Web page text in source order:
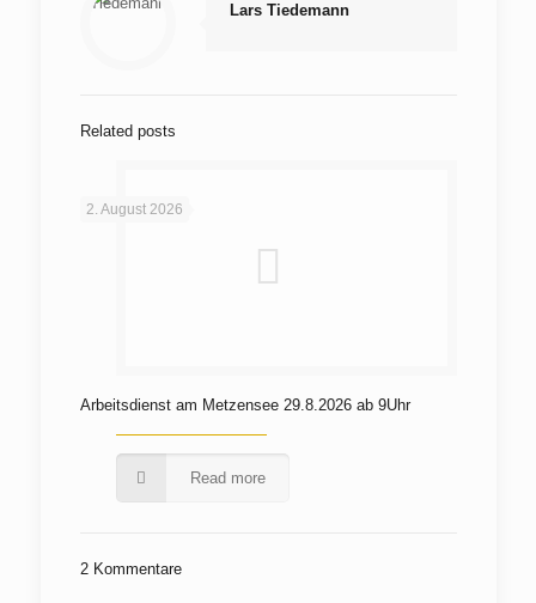
Lars Tiedemann
Related posts
2. August 2026
Arbeitsdienst am Metzensee 29.8.2026 ab 9Uhr
Read more
2 Kommentare